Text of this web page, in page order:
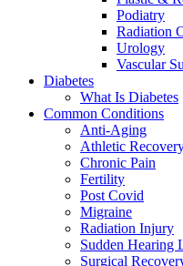
Podiatry
Radiation
Urology
Vascular
Diabetes
What Is Diabetes
Common Conditions
Anti-Aging
Athletic
Chronic Pain
Fertility
Post Covid
Migraine
Radiation Injury
Sudden Hearing
Surgical